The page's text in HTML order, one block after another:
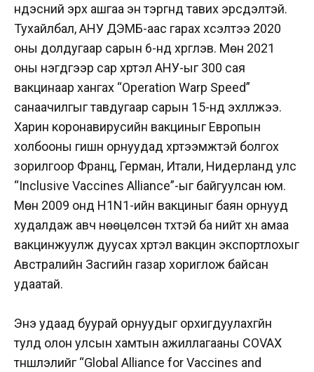
үндэсний эрх ашгаа эн тэргүүнд тавих эрсдэлтэй.
Тухайлбал, АНУ ДЭМБ-аас гарах хүсэлтээ 2020
оны долдугаар сарын 6-нд хүргүүлэв. Мөн 2021
оны нэгдүгээр сар хүртэл АНУ-ыг 300 сая
вакцинаар хангах “Operation Warp Speed”
санаачилгыг тавдугаар сарын 15-нд эхлүүлжээ.
Харин коронавирусийн вакциныг Европын
холбооны гишүүн орнуудад хүртээмжтэй болгох
зорилгоор Франц, Герман, Итали, Нидерланд улс
“Inclusive Vaccines Alliance”-ыг байгуулсан юм.
Мөн 2009 онд H1N1-ийн вакциныг баян орнууд
худалдаж авч нөөцөлсөн түүхтэй ба нийт хүн амаа
вакцинжуулж дуусах хүртэл вакцин экспортлохыг
Австралийн Засгийн газар хориглож байсан
удаатай.
Энэ удаад буурай орнуудыг орхигдуулахгүйн
тулд олон улсын хамтын ажиллагааны COVAX
түншлэлийг “Global Alliance for Vaccines and